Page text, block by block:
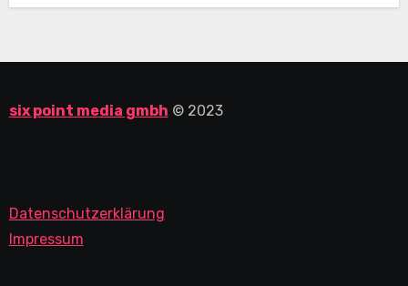
six point media gmbh © 2023
Datenschutzerklärung
Impressum